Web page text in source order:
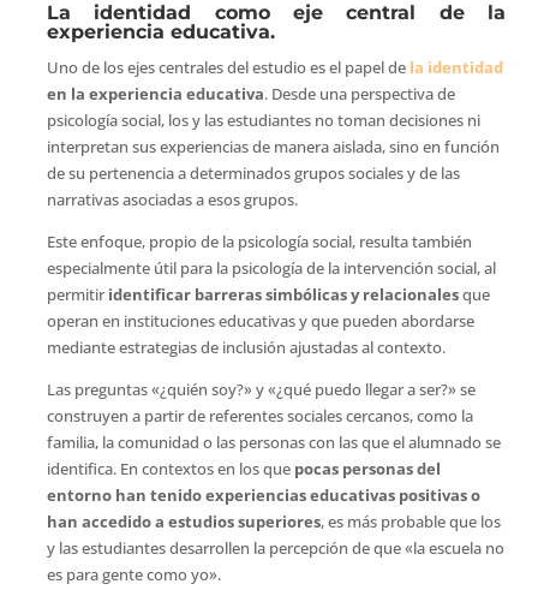
La identidad como eje central de la
experiencia educativa.
Uno de los ejes centrales del estudio es el papel de la identidad
en la experiencia educativa. Desde una perspectiva de
psicología social, los y las estudiantes no toman decisiones ni
interpretan sus experiencias de manera aislada, sino en función
de su pertenencia a determinados grupos sociales y de las
narrativas asociadas a esos grupos.
Este enfoque, propio de la psicología social, resulta también
especialmente útil para la psicología de la intervención social, al
permitiridentificar barreras simbólicas y relacionalesque
operan en instituciones educativas y que pueden abordarse
mediante estrategias de inclusión ajustadas al contexto.
Las preguntas «¿quién soy?» y «¿qué puedo llegar a ser?» se
construyen a partir de referentes sociales cercanos, como la
familia, la comunidad o las personas con las que el alumnado se
identifica. En contextos en los que pocas personas del
entorno han tenido experiencias educativas positivas o
han accedido a estudios superiores, es más probable que los
y las estudiantes desarrollen la percepción de que «la escuela no
es para gente como yo».